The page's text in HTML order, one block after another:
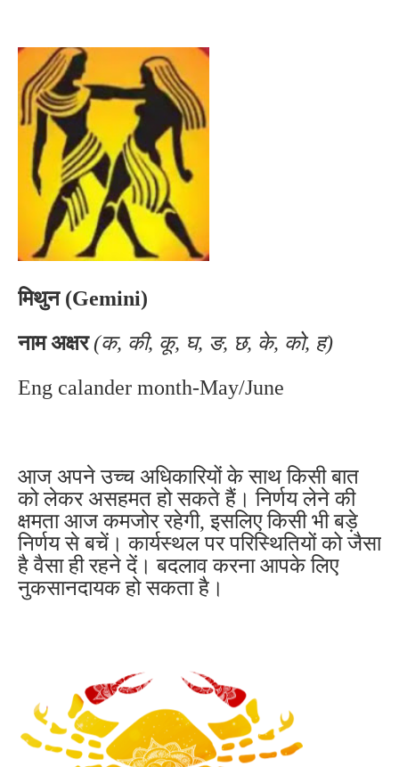
मिथुन (Gemini)
नाम अक्षर (क, की, कू, घ, ङ, छ, के, को, ह)
Eng calander month-May/June
आज अपने उच्च अधिकारियों के साथ किसी बात
को लेकर असहमत हो सकते हैं। निर्णय लेने की
क्षमता आज कमजोर रहेगी, इसलिए किसी भी बड़े
निर्णय से बचें। कार्यस्थल पर परिस्थितियों को जैसा
है वैसा ही रहने दें। बदलाव करना आपके लिए
नुकसानदायक हो सकता है।